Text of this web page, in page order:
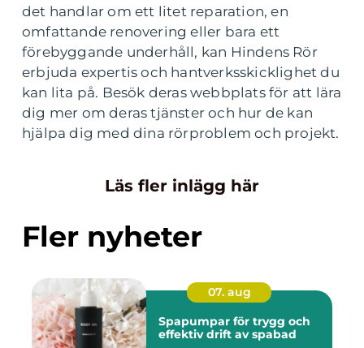
det handlar om ett litet reparation, en
omfattande renovering eller bara ett
förebyggande underhåll, kan Hindens Rör
erbjuda expertis och hantverksskicklighet du
kan lita på. Besök deras webbplats för att lära
dig mer om deras tjänster och hur de kan
hjälpa dig med dina rörproblem och projekt.
Läs fler inlägg här
Fler nyheter
07. aug
Spapumpar för trygg och
effektiv drift av spabad